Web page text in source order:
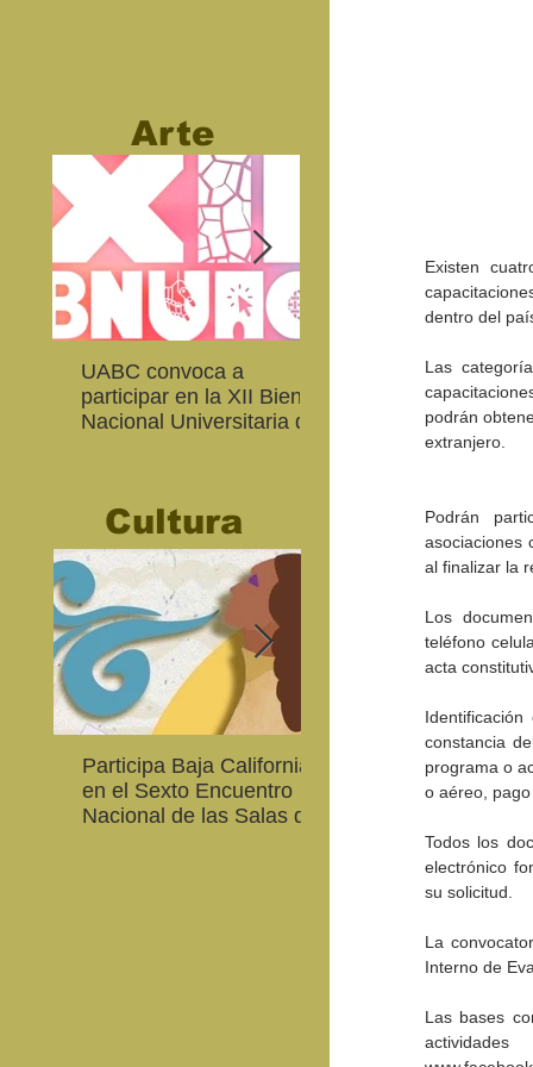
Existen
dentro del
Las
podrán
extranjero.
Podrán
asociaciones
al finalizar la
Los
teléfono
acta
constancia
programa o
o aéreo,
Todos los
electrónico
su solicitud.
La
Interno de
Las bases
Arte
UABC convoca a
participar en la XII Bienal
Nacional Universitaria de
Abierta convocatoria
XIV Bienal de
de Baja California
Cultura
Participa Baja California
en el Sexto Encuentro
Nacional de las Salas de
Cultura BC invita a
integrarse a la Red